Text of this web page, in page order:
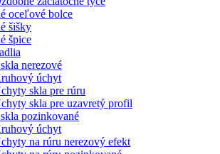
oceľové bolce
šišky
špice
nerezové
úchyt
skla pre rúru
skla pre uzavretý profil
pozinkované
úchyt
na rúru nerezový efekt